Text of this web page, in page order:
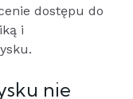
dostępu do
i
nie